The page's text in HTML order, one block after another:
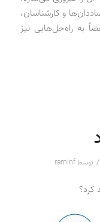
و کارشناسان،
به راه‌حل‌هایی نیز
/ توسطraminf
کرد؟